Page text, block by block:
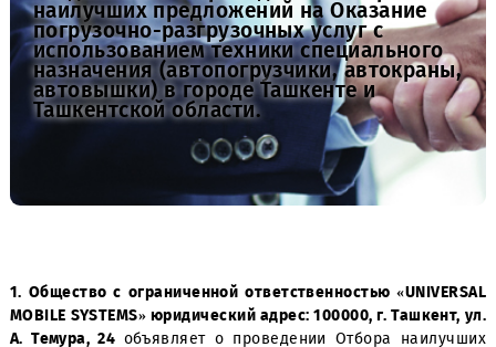
Уведомление о проведении Отбора
наилучших предложений на Оказание
погрузочно-разгрузочных услуг с
использованием техники специального
назначения (автопогрузчики,
автовышки) в городе Ташкенте и
Ташкентской области.